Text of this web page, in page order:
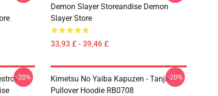
Demon Slayer Storeandise Demon
Slayer Store
33,93 £ - 39,46 £
-20%
Kimetsu No Yaiba Kapuzen - Tanjiro
Pullover Hoodie RB0708
-20%